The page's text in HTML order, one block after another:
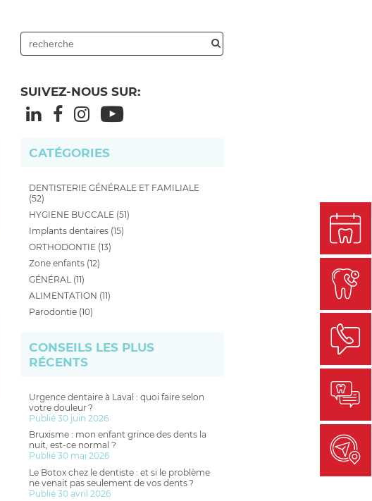
SUIVEZ-NOUS SUR:
CATÉGORIES
DENTISTERIE GÉNÉRALE ET FAMILIALE
(52)
HYGIENE BUCCALE (51)
Implants dentaires (15)
ORTHODONTIE (13)
Zone enfants (12)
GÉNÉRAL (11)
ALIMENTATION (11)
Parodontie (10)
CONSEILS LES PLUS
RÉCENTS
Urgence dentaire à Laval : quoi faire selon
votre douleur ?
Publié 30 juin 2026
Bruxisme : mon enfant grince des dents la
nuit, est-ce normal ?
Publié 30 mai 2026
Le Botox chez le dentiste : et si le problème
ne venait pas seulement de vos dents ?
Publié 30 avril 2026